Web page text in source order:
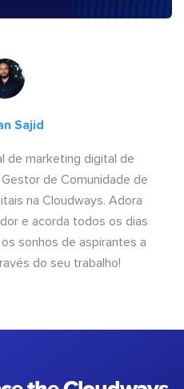
Sajid
de marketing digital de
de Comunidade de
na Cloudways. Adora
e acorda todos os dias
sonhos de aspirantes a
do seu trabalho!